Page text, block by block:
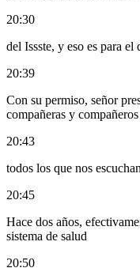
20:30
del Issste, y eso es para el
20:39
Con su permiso, señor
compañeras y
20:43
todos los que nos
20:45
Hace dos años,
sistema de salud
20:50